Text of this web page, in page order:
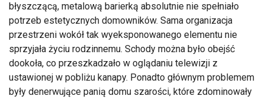
błyszczącą, metalową barierką absolutnie nie spełniało
potrzeb estetycznych domowników. Sama organizacja
przestrzeni wokół tak wyeksponowanego elementu nie
sprzyjała życiu rodzinnemu. Schody można było obejść
dookoła, co przeszkadzało w oglądaniu telewizji z
ustawionej w pobliżu kanapy. Ponadto głównym problemem
były denerwujące panią domu szarości, które zdominowały